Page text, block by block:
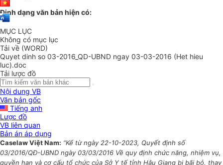
Định dạng văn bản hiện có:
MỤC LỤC
Không có mục lục
Tải về (WORD)
Quyet dinh so 03-2016_QD-UBND ngay 03-03-2016 (Het hieu
luc).doc
Tải lược đồ
Nội dung VB
Văn bản gốc
Tiếng anh
Lược đồ
VB liên quan
Bản án áp dụng
Caselaw Việt Nam: “Kể từ ngày 22-10-2023, Quyết định số
03/2016/QĐ-UBND ngày 03/03/2016 Về quy định chức năng, nhiệm vụ,
quyền hạn và cơ cấu tổ chức của Sở Y tế tỉnh Hậu Giang bị bãi bỏ, thay